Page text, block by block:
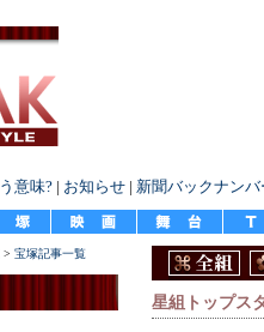
意味? | お知らせ | 新聞バックナン
星組トップス
> 宝塚記事一覧